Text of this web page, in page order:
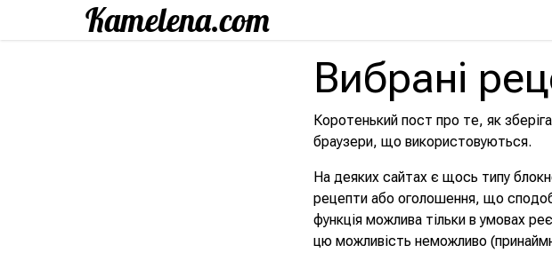
Вибрані
Коротенький пост про те, як
браузери, що використовуються.
На деяких сайтах є щось типу
рецепти або оголошення, що
функція можлива тільки в умовах
цю можливість неможливо